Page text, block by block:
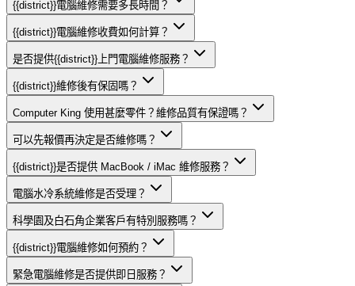
{{district}}電腦維修需要多長時間？
{{district}}電腦維修收費如何計算？
是否提供{{district}}上門電腦維修服務？
{{district}}維修後有保固嗎？
Computer King 使用甚麼零件？維修品質有保證嗎？
可以先報價再決定是否維修嗎？
{{district}}是否提供 MacBook / iMac 維修服務？
電腦水冷系統維修是否受理？
科學園及白石角企業客戶有特別服務嗎？
{{district}}電腦維修如何預約？
緊急電腦維修是否提供即日服務？